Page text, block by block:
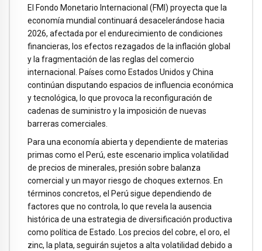
El Fondo Monetario Internacional (FMI) proyecta que la
economía mundial continuará desacelerándose hacia
2026, afectada por el endurecimiento de condiciones
financieras, los efectos rezagados de la inflación global
y la fragmentación de las reglas del comercio
internacional. Países como Estados Unidos y China
continúan disputando espacios de influencia económica
y tecnológica, lo que provoca la reconfiguración de
cadenas de suministro y la imposición de nuevas
barreras comerciales.
Para una economía abierta y dependiente de materias
primas como el Perú, este escenario implica volatilidad
de precios de minerales, presión sobre balanza
comercial y un mayor riesgo de choques externos. En
términos concretos, el Perú sigue dependiendo de
factores que no controla, lo que revela la ausencia
histórica de una estrategia de diversificación productiva
como política de Estado. Los precios del cobre, el oro, el
zinc, la plata, seguirán sujetos a alta volatilidad debido a